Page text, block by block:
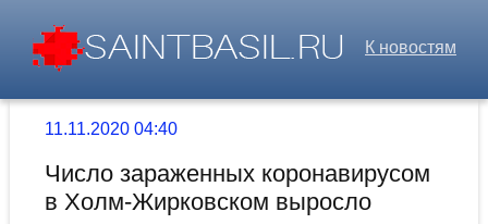
К новостям
11.11.2020 04:40
Число зараженных коронавирусом
в Холм-Жирковском выросло